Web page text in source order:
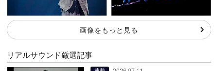
画像をもっと見る
リアルサウンド厳選記事